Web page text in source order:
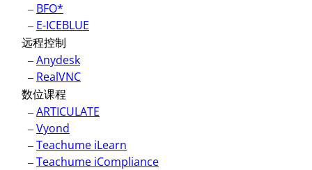
– BFO*
– E-ICEBLUE
远程控制
–Anydesk
– RealVNC
数位课程
–ARTICULATE
–Vyond
–Teachume iLearn
–Teachume iCompliance